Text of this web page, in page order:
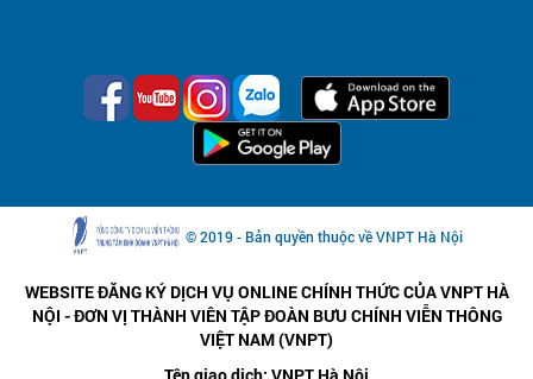
© 2019 - Bản quyền thuộc về VNPT Hà Nội
WEBSITE ĐĂNG KÝ DỊCH VỤ ONLINE CHÍNH THỨC CỦA VNPT HÀ
NỘI - ĐƠN VỊ THÀNH VIÊN TẬP ĐOÀN BƯU CHÍNH VIỄN THÔNG
VIỆT NAM (VNPT)